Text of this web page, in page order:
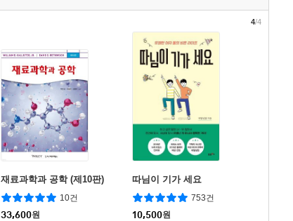
재료과학과 공학 (제10판)
10건
33,600원
따님이 기가 세요
753건
10,500원
4/4